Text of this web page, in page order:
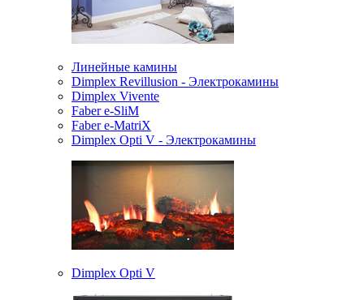
Линейные камины
Dimplex Revillusion - Электрокамины
Dimplex Vivente
Faber e-SliM
Faber e-MatriX
Dimplex Opti V - Электрокамины
Dimplex Opti V